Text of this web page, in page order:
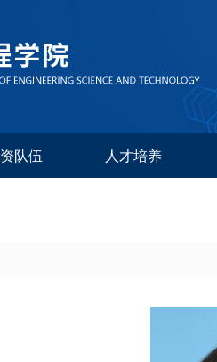
队伍 人才培养